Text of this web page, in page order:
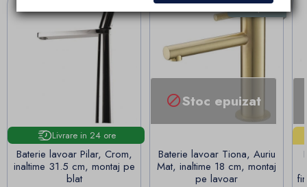
Livrare in 24 ore
Baterie lavoar Pilar, Crom,
inaltime 31.5 cm, montaj pe
blat
Stoc epuizat
Stoc epuizat
Baterie lavoar Tiona, Auriu
Mat, inaltime 18 cm, montaj
pe lavoar